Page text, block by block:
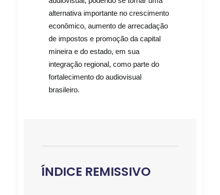
alternativa importante no crescimento
econômico, aumento de arrecadação
de impostos e promoção da capital
mineira e do estado, em sua
integração regional, como parte do
fortalecimento do audiovisual
brasileiro.
ÍNDICE REMISSIVO